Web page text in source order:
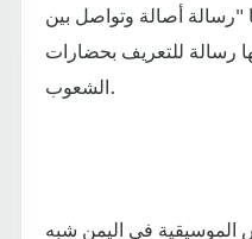
"رسالة أصالة وتواصل بين
رسالة للتعريف بحضارات
الشعوب.
الموسيقية في اليمن شبه